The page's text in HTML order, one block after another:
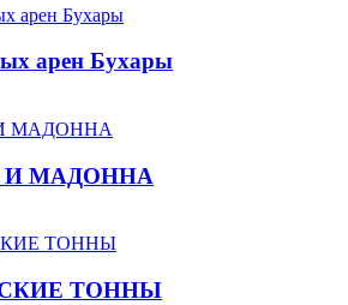
арен Бухары
И МАДОННА
ТОННЫ